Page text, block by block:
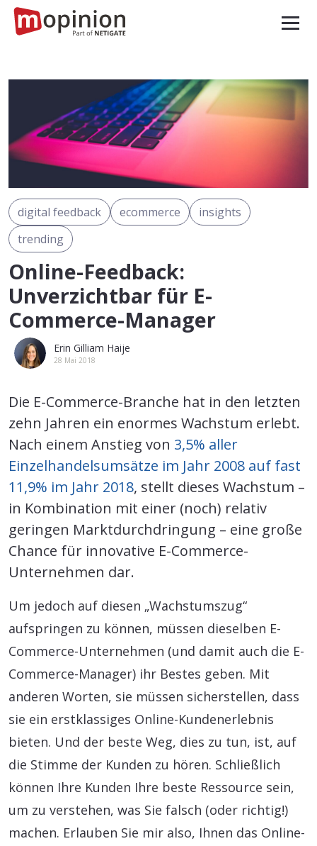
digital feedback ecommerce
insights
trending
Online-Feedback:
Unverzichtbar für E-
Commerce-Manager
Erin Gilliam Haije
28 Mai 2018
Die E-Commerce-Branche hat in den letzten
zehn Jahren ein enormes Wachstum erlebt.
Nach einem Anstieg von 3,5% aller
Einzelhandelsumsätze im Jahr 2008 auf fast
11,9% im Jahr 2018, stellt dieses Wachstum –
in Kombination mit einer (noch) relativ
geringen Marktdurchdringung – eine große
Chance für innovative E-Commerce-
Unternehmen dar.
Um jedoch auf diesen „Wachstumszug“
aufspringen zu können, müssen dieselben E-
Commerce-Unternehmen (und damit auch die E-
Commerce-Manager) ihr Bestes geben. Mit
anderen Worten, sie müssen sicherstellen, dass
sie ein erstklassiges Online-Kundenerlebnis
bieten. Und der beste Weg, dies zu tun, ist, auf
die Stimme der Kunden zu hören. Schließlich
können Ihre Kunden Ihre beste Ressource sein,
um zu verstehen, was Sie falsch (oder richtig!)
machen. Erlauben Sie mir also, Ihnen das Online-